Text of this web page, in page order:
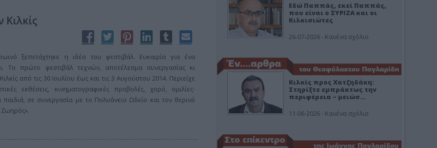
ξεπετάχτηκε η ιδέα του φεστιβάλ. Ευκαιρία για ένα
Το πρώτο φεστιβάλ τεχνών, αποτέλεσμα συνεργασίας κι
από τις 30 Ιουλίου έως και τις 3 Αυγούστου 2014. Περιείχε
εκθέσεις, κινηματογραφικές προβολές, χορό, ομιλίες-
παιδιά, σε συνεργασία με το Πολυάνειο Ωδείο και τον θερινό
Ζωηρός».
Εδώ Παππάς, εκεί Παππάς,
που είναι ο ΣΥΡΙΖΑ και οι
Κιλκισιώτες
26-07-2026 - Κανένα σχόλιο
Κιλκίς προς Χατζηδάκη:
Στηρίξτε εμπράκτως την
περιφέρεια – μειώσ…
11-06-2026 - Κανένα σχόλιο